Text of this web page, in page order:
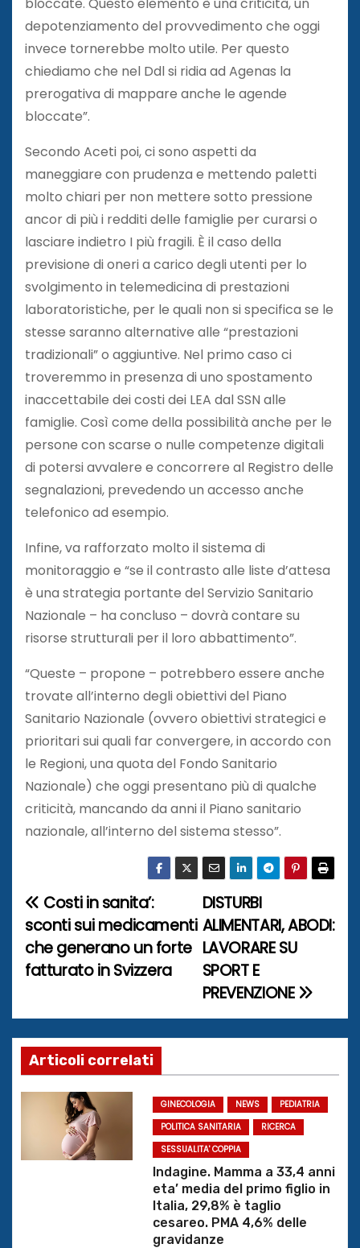
depotenziamento del provvedimento che oggi
invece tornerebbe molto utile. Per questo
chiediamo che nel Ddl si ridia ad Agenas la
prerogativa di mappare anche le agende
bloccate”.
Secondo Aceti poi, ci sono aspetti da
maneggiare con prudenza e mettendo paletti
molto chiari per non mettere sotto pressione
ancor di più i redditi delle famiglie per curarsi o
lasciare indietro I più fragili. È il caso della
previsione di oneri a carico degli utenti per lo
svolgimento in telemedicina di prestazioni
laboratoristiche, per le quali non si specifica se le
stesse saranno alternative alle “prestazioni
tradizionali” o aggiuntive. Nel primo caso ci
troveremmo in presenza di uno spostamento
inaccettabile dei costi dei LEA dal SSN alle
famiglie. Così come della possibilità anche per le
persone con scarse o nulle competenze digitali
di potersi avvalere e concorrere al Registro delle
segnalazioni, prevedendo un accesso anche
telefonico ad esempio.
Infine, va rafforzato molto il sistema di
monitoraggio e “se il contrasto alle liste d’attesa
è una strategia portante del Servizio Sanitario
Nazionale – ha concluso – dovrà contare su
risorse strutturali per il loro abbattimento”.
“Queste – propone – potrebbero essere anche
trovate all’interno degli obiettivi del Piano
Sanitario Nazionale (ovvero obiettivi strategici e
prioritari sui quali far convergere, in accordo con
le Regioni, una quota del Fondo Sanitario
Nazionale) che oggi presentano più di qualche
criticità, mancando da anni il Piano sanitario
nazionale, all’interno del sistema stesso”.
N
a
v
i
g
a
DISTURBI
ALIMENTARI, ABODI:
LAVORARE SU
SPORT E
PREVENZIONE
Costi in sanita’:
sconti sui medicamenti
che generano un forte
fatturato in Svizzera
Articoli correlati
GINECOLOGIA NEWS
PEDIATRIA
POLITICA SANITARIA
RICERCA
SESSUALITA' COPPIA
Indagine. Mamma a 33,4 anni
eta’ media del primo figlio in
Italia, 29,8% è taglio
cesareo. PMA 4,6% delle
gravidanze